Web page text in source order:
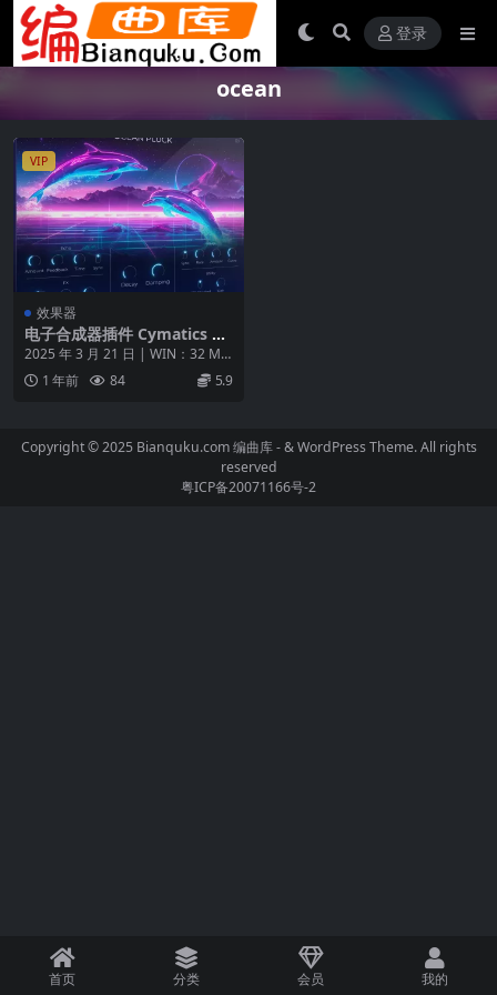
登录
ocean
VIP
效果器
电子合成器插件 Cymatics O
CEAN PLUCK v1.0.0 WIN m
2025 年 3 月 21 日 | WIN：32 M
B/MAC：45.8 MB ...
1 年前 84 5.9
Copyright © 2025 Bianquku.com编曲库- & WordPress Theme. All rights
reserved
粤ICP备20071166号-2
首页 分类 会员 我的